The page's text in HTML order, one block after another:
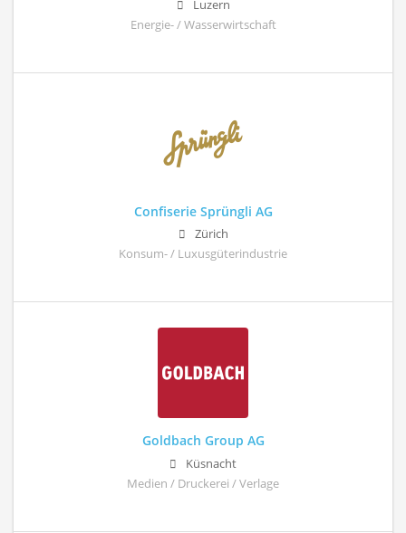
Luzern
Energie- / Wasserwirtschaft
Confiserie Sprüngli AG
Zürich
Konsum- / Luxusgüterindustrie
Goldbach Group AG
Küsnacht
Medien / Druckerei / Verlage